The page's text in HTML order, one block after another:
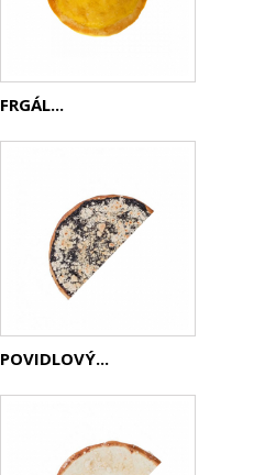
FRGÁL...
POVIDLOVÝ...